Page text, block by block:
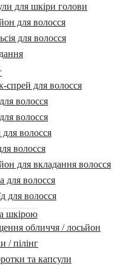
для шкіри голови
для волосся
для волосся
спрей для волосся
волосся
волосся
волосся
волосся
для вкладання волосся
для волосся
для волосся
шкірою
обличчя / лосьйон
/ пілінг
та капсули